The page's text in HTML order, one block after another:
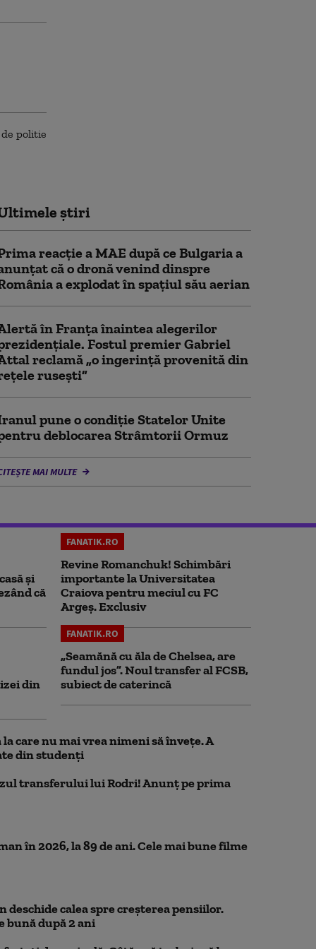
știri
reacție a MAE după ce Bulgaria a
că o dronă venind dinspre
a explodat în spaţiul său aerian
în Franța înaintea alegerilor
Fostul premier Gabriel
reclamă „o ingerință provenită din
rusești”
pune o condiție Statelor Unite
deblocarea Strâmtorii Ormuz
MAI MULTE
și
că
FANATIK.RO
Revine Romanchuk! Schimbări
importante la Universitatea
Craiova pentru meciul cu FC
Argeş. Exclusiv
din
FANATIK.RO
„Seamănă cu ăla de Chelsea, are
fundul jos”. Noul transfer al FCSB,
subiect de caterincă
care nu mai vrea nimeni să înveţe. A
din studenţi
transferului lui Rodri! Anunț pe prima
în 2026, la 89 de ani. Cele mai bune filme
calea spre creșterea pensiilor.
bună după 2 ani